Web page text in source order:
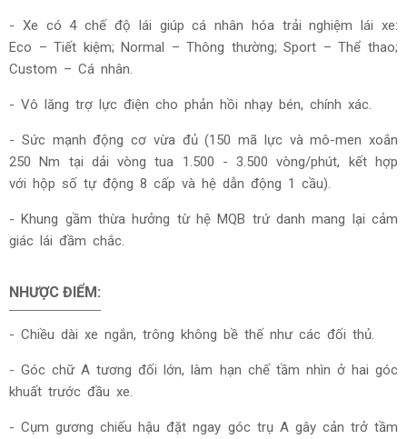
- Xe có 4 chế độ lái giúp cá nhân hóa trải nghiệm lái xe:
Eco – Tiết kiệm; Normal – Thông thường; Sport – Thể thao;
Custom – Cá nhân.
- Vô lăng trợ lực điện cho phản hồi nhạy bén, chính xác.
- Sức mạnh động cơ vừa đủ (150 mã lực và mô-men xoắn
250 Nm tại dải vòng tua 1.500 - 3.500 vòng/phút, kết hợp
với hộp số tự động 8 cấp và hệ dẫn động 1 cầu).
- Khung gầm thừa hưởng từ hệ MQB trứ danh mang lại cảm
giác lái đầm chắc.
NHƯỢC ĐIỂM:
- Chiều dài xe ngắn, trông không bề thế như các đối thủ.
- Góc chữ A tương đối lớn, làm hạn chế tầm nhìn ở hai góc
khuất trước đầu xe.
- Cụm gương chiếu hậu đặt ngay góc trụ A gây cản trở tầm